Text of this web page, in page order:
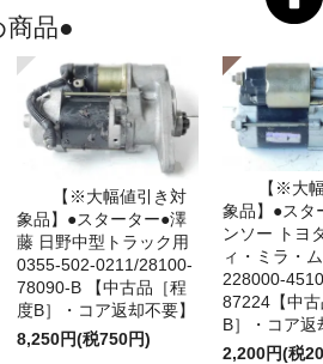
商品●
【※大幅値引き対
象品】●スターター●澤
藤 日野中型トラック用
0355-502-0211/28100-
78090-B 【中古品［程
度B］・コア返却不要】
8,250円(税750円)
【※大
象品】●スタ
ンソー トヨ
ィ・ミラ・
87224【中
B］・コア返
2,200円(税